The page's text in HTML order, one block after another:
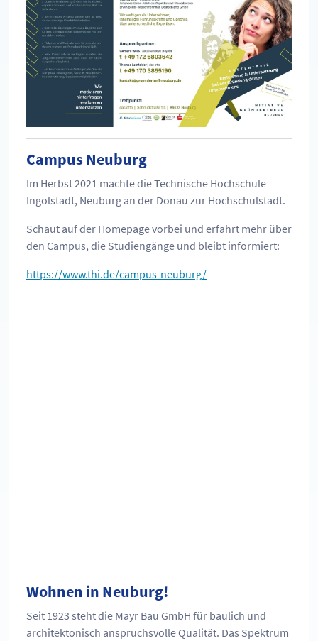
Campus Neuburg
Im Herbst 2021 machte die Technische Hochschule
Ingolstadt, Neuburg an der Donau zur Hochschulstadt.
Schaut auf der Homepage vorbei und erfahrt mehr über
den Campus, die Studiengänge und bleibt informiert:
https://www.thi.de/campus-neuburg/
Wohnen in Neuburg!
Seit 1923 steht die Mayr Bau GmbH für baulich und
architektonisch anspruchsvolle Qualität. Das Spektrum